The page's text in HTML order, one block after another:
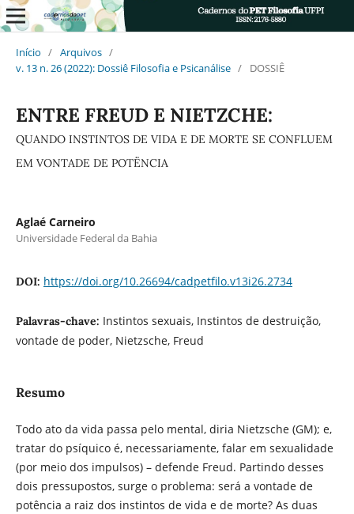
Início / Arquivos /
v. 13 n. 26 (2022): Dossiê Filosofia e Psicanálise / DOSSIÊ
ENTRE FREUD E NIETZCHE:
QUANDO INSTINTOS DE VIDA E DE MORTE SE CONFLUEM
EM VONTADE DE POTËNCIA
Aglaé Carneiro
Universidade Federal da Bahia
DOI: https://doi.org/10.26694/cadpetfilo.v13i26.2734
Palavras-chave: Instintos sexuais, Instintos de destruição,
vontade de poder, Nietzsche, Freud
Resumo
Todo ato da vida passa pelo mental, diria Nietzsche (GM); e,
tratar do psíquico é, necessariamente, falar em sexualidade
(por meio dos impulsos) – defende Freud. Partindo desses
dois pressupostos, surge o problema: será a vontade de
potência a raiz dos instintos de vida e de morte? As duas